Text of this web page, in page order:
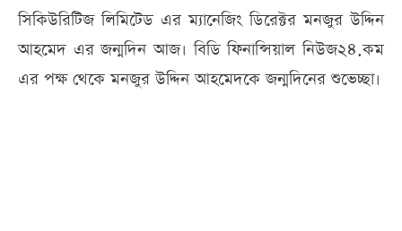
সিকিউরিটিজ লিমিটেড এর ম্যানেজিং ডিরেক্টর মনজুর উদ্দিন
আহমেদ এর জন্মদিন আজ। বিডি ফিনান্সিয়াল নিউজ২৪.কম
এর পক্ষ থেকে মনজুর উদ্দিন আহমেদকে জন্মদিনের শুভেচ্ছা।